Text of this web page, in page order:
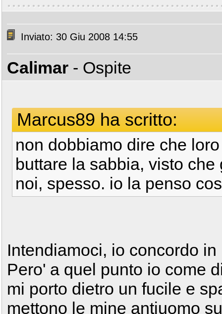
Inviato: 30 Giu 2008 14:55
Calimar - Ospite
Marcus89 ha scritto:
non dobbiamo dire che
buttare la sabbia, visto
noi, spesso. io la penso
Intendiamoci, io concordo
Pero' a quel punto io come
mi porto dietro un fucile e
mettono le mine antiuomo